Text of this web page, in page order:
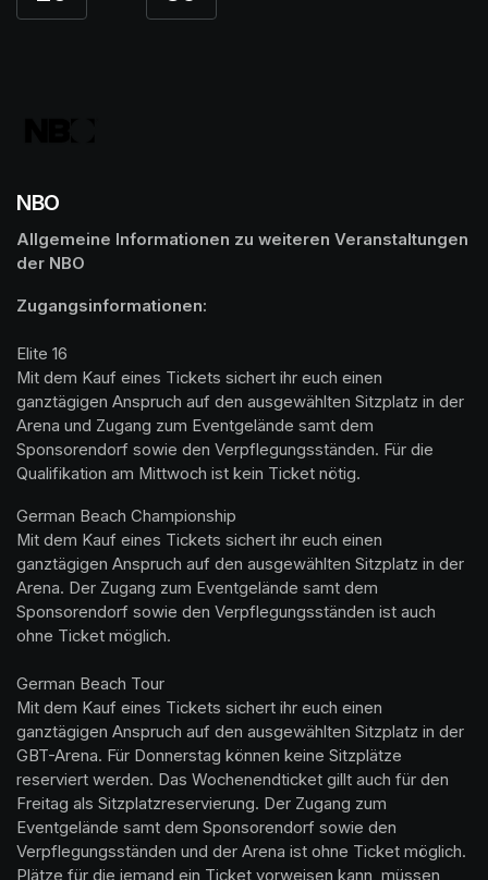
NBO
Allgemeine Informationen zu weiteren Veranstaltungen
der NBO
Elite 16
Mit dem Kauf eines Tickets sichert ihr euch einen
ganztägigen Anspruch auf den ausgewählten Sitzplatz in der
Arena und Zugang zum Eventgelände samt dem
Sponsorendorf sowie den Verpflegungsständen. Für die
Qualifikation am Mittwoch ist kein Ticket nötig.
German Beach Championship
Mit dem Kauf eines Tickets sichert ihr euch einen
ganztägigen Anspruch auf den ausgewählten Sitzplatz in der
Arena. Der Zugang zum Eventgelände samt dem
Sponsorendorf sowie den Verpflegungsständen ist auch
ohne Ticket möglich.
German Beach Tour
Mit dem Kauf eines Tickets sichert ihr euch einen
ganztägigen Anspruch auf den ausgewählten Sitzplatz in der
GBT-Arena. Für Donnerstag können keine Sitzplätze
reserviert werden. Das Wochenendticket gillt auch für den
Freitag als Sitzplatzreservierung. Der Zugang zum
Eventgelände samt dem Sponsorendorf sowie den
Verpflegungsständen und der Arena ist ohne Ticket möglich.
Plätze für die jemand ein Ticket vorweisen kann, müssen